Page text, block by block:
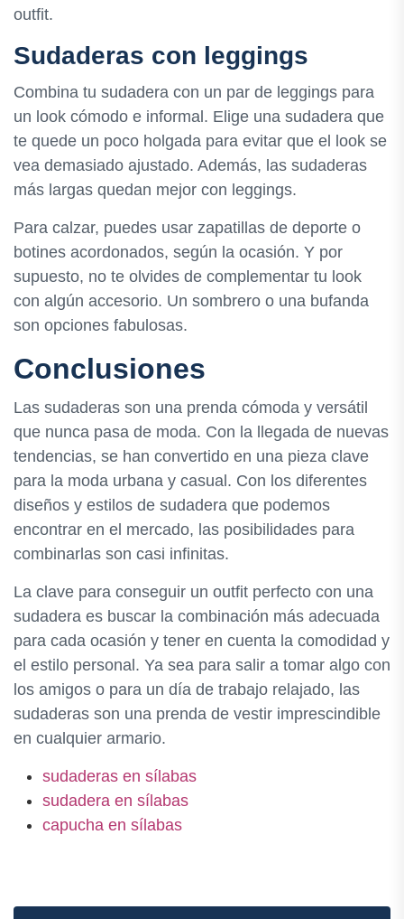
outfit.
Sudaderas con leggings
Combina tu sudadera con un par de leggings para
un look cómodo e informal. Elige una sudadera que
te quede un poco holgada para evitar que el look se
vea demasiado ajustado. Además, las sudaderas
más largas quedan mejor con leggings.
Para calzar, puedes usar zapatillas de deporte o
botines acordonados, según la ocasión. Y por
supuesto, no te olvides de complementar tu look
con algún accesorio. Un sombrero o una bufanda
son opciones fabulosas.
Conclusiones
Las sudaderas son una prenda cómoda y versátil
que nunca pasa de moda. Con la llegada de nuevas
tendencias, se han convertido en una pieza clave
para la moda urbana y casual. Con los diferentes
diseños y estilos de sudadera que podemos
encontrar en el mercado, las posibilidades para
combinarlas son casi infinitas.
La clave para conseguir un outfit perfecto con una
sudadera es buscar la combinación más adecuada
para cada ocasión y tener en cuenta la comodidad y
el estilo personal. Ya sea para salir a tomar algo con
los amigos o para un día de trabajo relajado, las
sudaderas son una prenda de vestir imprescindible
en cualquier armario.
sudaderas en sílabas
sudadera en sílabas
capucha en sílabas